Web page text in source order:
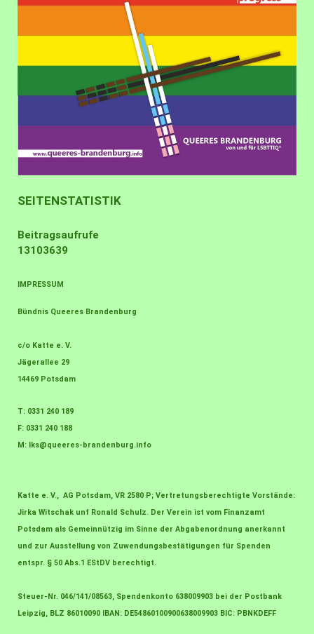
SEITENSTATISTIK
Beitragsaufrufe
13103639
IMPRESSUM
Bündnis Queeres Brandenburg
c/o Katte e. V.
Jägerallee 29
14469 Potsdam
T: 0331 240 189
F: 0331 240 188
M:
lks@queeres-brandenburg.info
Katte e. V., AG Potsdam, VR 2580 P; Vertretungsberechtigte Vorstände:
Jirka Witschak unf Ronald Schulz. Der Verein ist vom Finanzamt
Potsdam als Gemeinnützig im Sinne der Abgabenordnung anerkannt
und zur Ausstellung von Zuwendungsbestätigungen für Spenden
entspr. § 50 Abs.1 EStDV berechtigt.
Steuer-Nr. 046/141/08563, Spendenkonto 638009903 bei der Postbank
Leipzig, BLZ 86010090 IBAN: DE54860100900638009903 BIC: PBNKDEFF